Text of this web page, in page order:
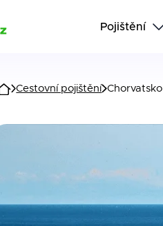
Pojištění
Cestovní pojištění Chorvatsko